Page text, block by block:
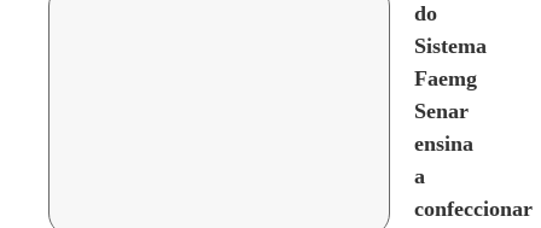
do
Sistema
Faemg
Senar
ensina
a
confeccionar